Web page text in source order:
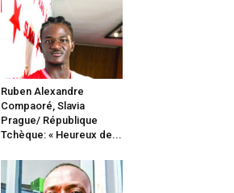
Ruben Alexandre
Compaoré, Slavia
Prague/ République
Tchèque: « Heureux de...